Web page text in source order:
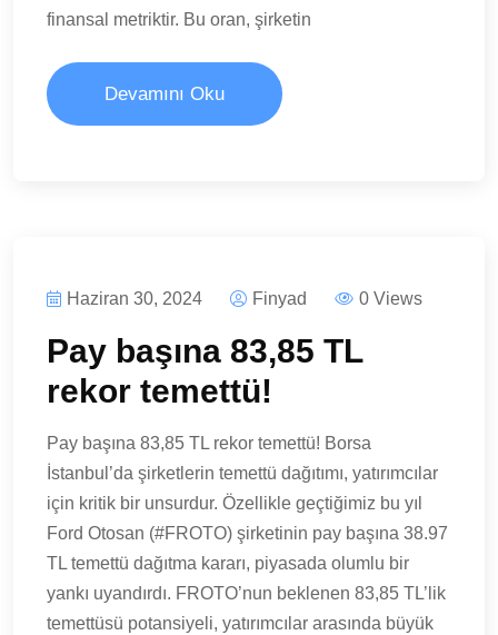
finansal metriktir. Bu oran, şirketin
Devamını Oku
Haziran 30, 2024 Finyad 0 Views
Pay başına 83,85 TL
rekor temettü!
Pay başına 83,85 TL rekor temettü! Borsa
İstanbul’da şirketlerin temettü dağıtımı, yatırımcılar
için kritik bir unsurdur. Özellikle geçtiğimiz bu yıl
Ford Otosan (#FROTO) şirketinin pay başına 38.97
TL temettü dağıtma kararı, piyasada olumlu bir
yankı uyandırdı. FROTO’nun beklenen 83,85 TL’lik
temettüsü potansiyeli, yatırımcılar arasında büyük